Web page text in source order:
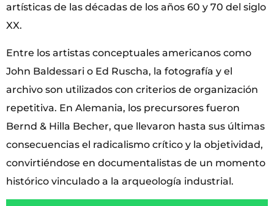
artísticas de las décadas de los años 60 y 70 del siglo
XX.
Entre los artistas conceptuales americanos como
John Baldessari o Ed Ruscha, la fotografía y el
archivo son utilizados con criterios de organización
repetitiva. En Alemania, los precursores fueron
Bernd & Hilla Becher, que llevaron hasta sus últimas
consecuencias el radicalismo crítico y la objetividad,
convirtiéndose en documentalistas de un momento
histórico vinculado a la arqueología industrial.